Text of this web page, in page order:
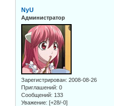
NyU
Администратор
Зарегистрирован: 2008-08-26
Приглашений: 0
Сообщений: 133
Уважение: [+28/-0]